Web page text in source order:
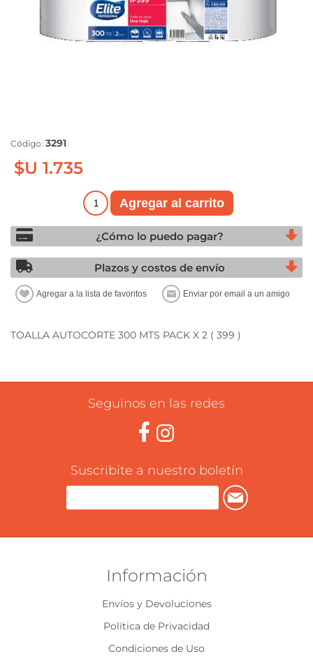
Código: 3291
$U 1.735
¿Cómo lo puedo pagar?
Plazos y costos de envío
TOALLA AUTOCORTE 300 MTS PACK X 2 ( 399 )
Seguinos en las redes
Suscribite a nuestro boletín
Información
Envíos y Devoluciones
Política de Privacidad
Condiciones de Uso